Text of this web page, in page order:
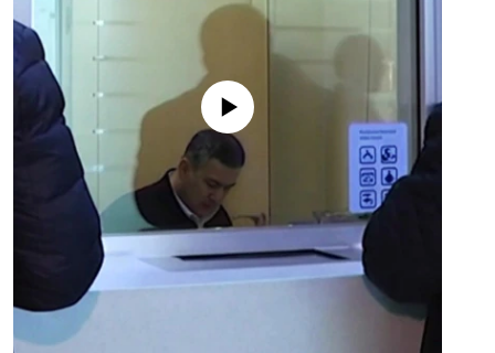
No media source currently available